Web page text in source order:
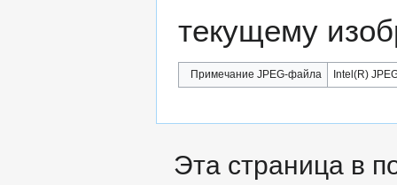
текущему
Примечание JPEG-файла Intel(R)
Эта страница в